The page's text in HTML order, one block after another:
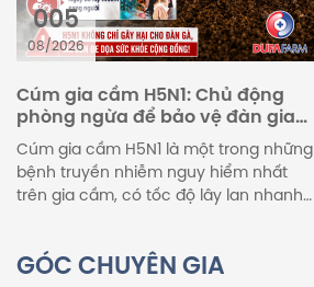
005
08/2026
Cúm gia cầm H5N1: Chủ động
phòng ngừa để bảo vệ đàn gia
cầm
Cúm gia cầm H5N1 là một trong những
bệnh truyền nhiễm nguy hiểm nhất
trên gia cầm, có tốc độ lây lan nhanh
địa phương vẫn diễn biến phức tạp,
GÓC CHUYÊN GIA